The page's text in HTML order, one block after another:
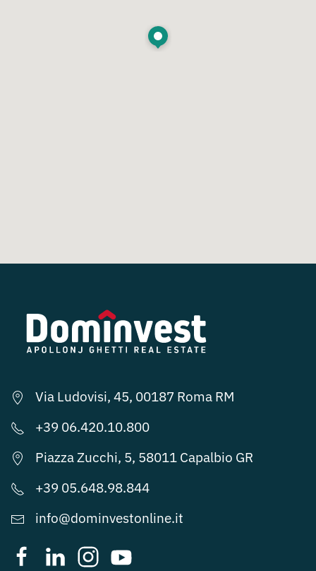
Via Ludovisi, 45, 00187 Roma RM
+39 06.420.10.800
Piazza Zucchi, 5, 58011 Capalbio GR
+39 05.648.98.844
info@dominvestonline.it